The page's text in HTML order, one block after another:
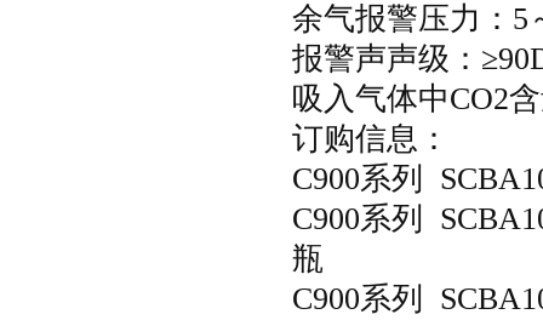
余气报警压力： 5
报警声声级： ≥
吸入气体中CO2含
订购信息：
C900系列
C900系列
瓶
C900系列